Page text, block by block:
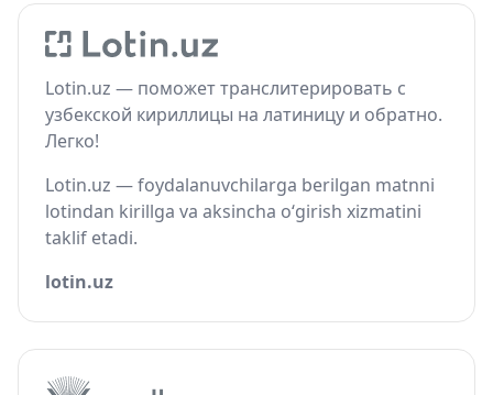
Lotin.uz — поможет транслитерировать с
узбекской кириллицы на латиницу и обратно.
Легко!
Lotin.uz — foydalanuvchilarga berilgan matnni
lotindan kirillga va aksincha o‘girish xizmatini
taklif etadi.
lotin.uz